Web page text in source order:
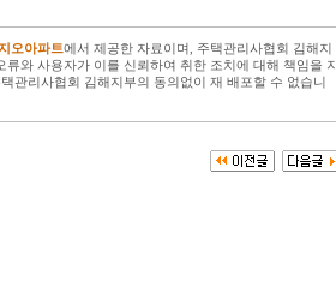
오아파트에서 제공한 자료이며, 주택관리사협회 김해지
류와 사용자가 이를 신뢰하여 취한 조치에 대해 책임을 지
관리사협회 김해지부의 동의없이 재 배포할 수 없습니